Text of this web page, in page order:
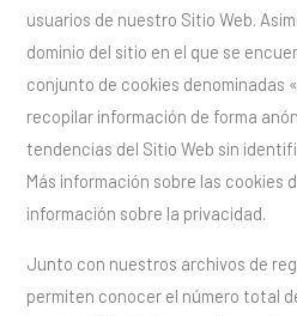
usuarios de nuestro Sitio Web.
dominio del sitio en el que se
conjunto de cookies denominadas
recopilar información de forma
tendencias del Sitio Web sin
Más información sobre las cookies
información sobre la privacidad.
Junto con nuestros archivos de
permiten conocer el número total